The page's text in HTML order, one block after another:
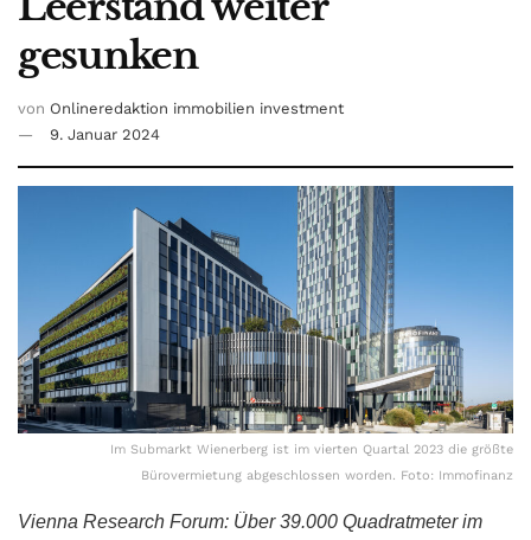
gesunken
von Onlineredaktion immobilien investment
9. Januar 2024
Im Submarkt Wienerberg ist im vierten Quartal 2023 die größte
Bürovermietung abgeschlossen worden. Foto: Immofinanz
Vienna Research Forum: Über 39.000 Quadratmeter im